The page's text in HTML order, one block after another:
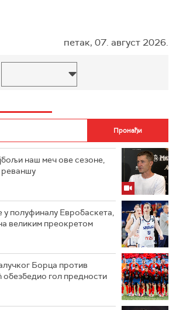
петак, 07. август 2026.
наш меч ове сезоне,
реваншу
у полуфиналу Евробаскета,
великим преокретом
Борца против
обезбедио гол предности